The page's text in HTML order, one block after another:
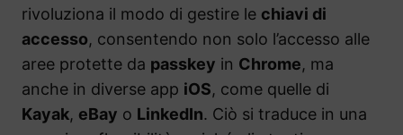
rivoluziona il modo di gestire le chiavi di
accesso, consentendo non solo l’accesso alle
aree protette da passkey in Chrome, ma
anche in diverse app iOS, come quelle di
Kayak, eBay o LinkedIn. Ciò si traduce in una